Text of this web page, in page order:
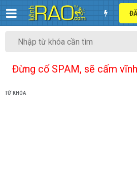
Đừng cố SPAM, sẽ cấm
TỪ KHÓA